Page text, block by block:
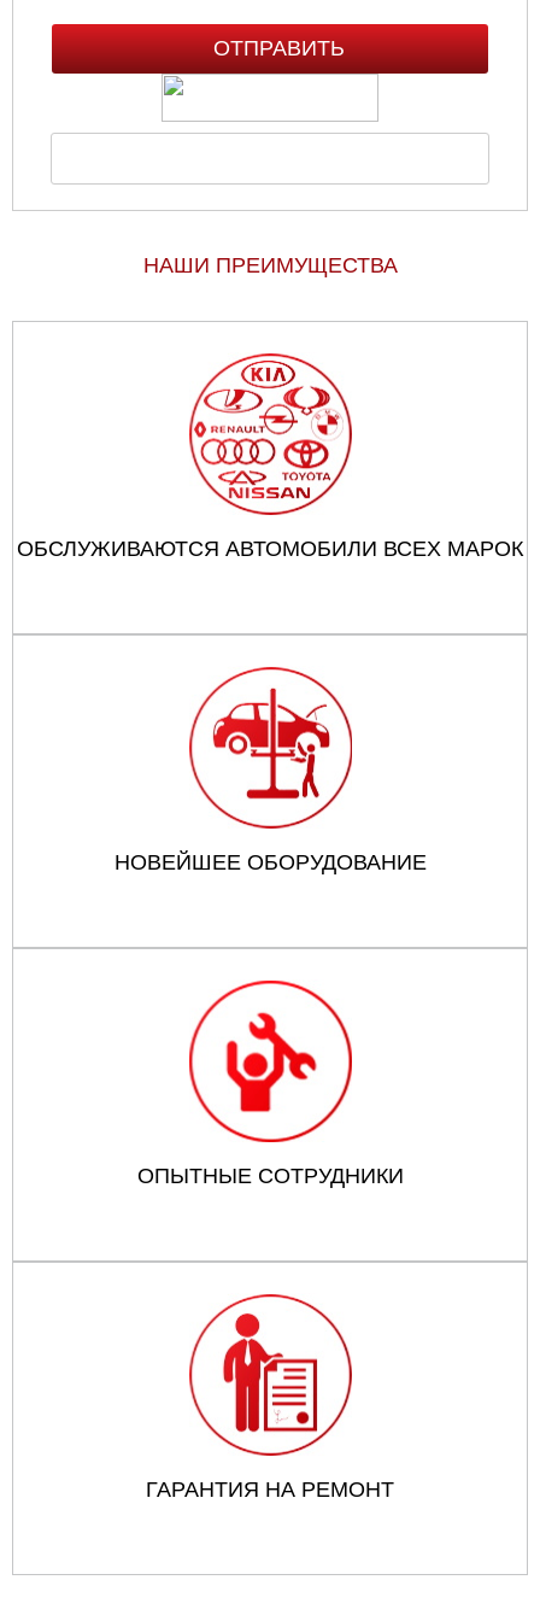
НАШИ ПРЕИМУЩЕСТВА
ОБСЛУЖИВАЮТСЯ АВТОМОБИЛИ ВСЕХ МАРОК
НОВЕЙШЕЕ ОБОРУДОВАНИЕ
ОПЫТНЫЕ СОТРУДНИКИ
ГАРАНТИЯ НА РЕМОНТ